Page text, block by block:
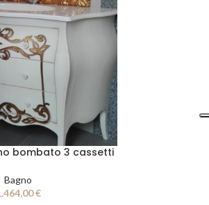
bombato 3 cassetti
Bagno
€